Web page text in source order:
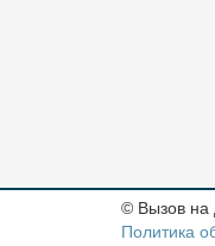
© Вызов
Политика